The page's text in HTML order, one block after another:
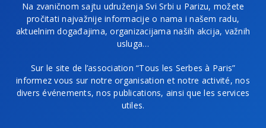
Na zvaničnom sajtu udruženja Svi Srbi u Parizu, možete
pročitati najvažnije informacije o nama i našem radu,
aktuelnim događajima, organizacijama naših akcija, važnih
usluga…
Sur le site de l’association “Tous les Serbes à Paris”
informez vous sur notre organisation et notre activité, nos
divers événements, nos publications, ainsi que les services
utiles.